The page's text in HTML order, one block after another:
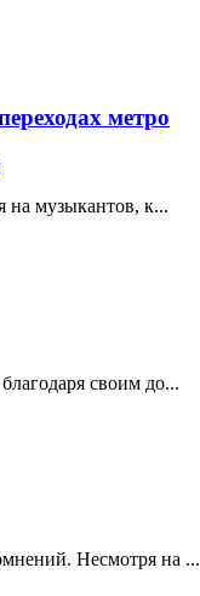
метро
на музыкантов, к...
своим до...
Несмотря на ...